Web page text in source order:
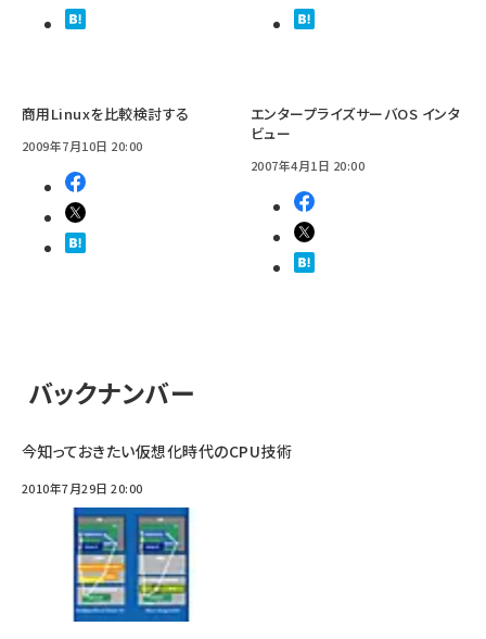
商用Linuxを比較検討する
2009年7月10日 20:00
エンタープライズサーバOS インタ
ビュー
2007年4月1日 20:00
バックナンバー
今知っておきたい仮想化時代のCPU技術
2010年7月29日 20:00